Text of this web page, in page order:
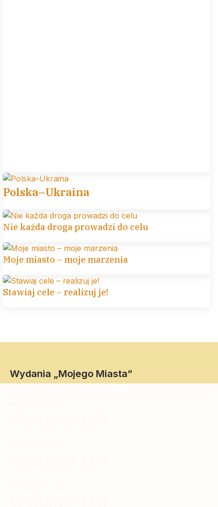
Polska–Ukraina
Nie każda droga prowadzi do celu
Moje miasto – moje marzenia
Stawiaj cele – realizuj je!
Wydania „Mojego Miasta”